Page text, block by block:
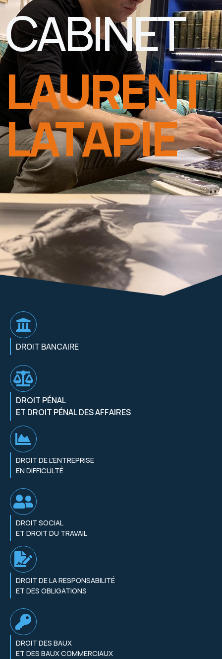
CABINET
LAURENT
LATAPIE
DROIT BANCAIRE​
DROIT PÉNAL
ET DROIT PÉNAL DES AFFAIRES
DROIT DE L'ENTREPRISE
EN DIFFICULTÉ
DROIT SOCIAL
ET DROIT DU TRAVAIL
DROIT DE LA RESPONSABILITÉ
ET DES OBLIGATIONS
DROIT DES BAUX
ET DES BAUX COMMERCIAUX